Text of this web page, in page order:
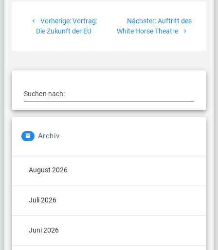
Vorherige:Vorheriger
Beitrag:
Vortrag:
Die Zukunft der EU
Nächster:Nächster
Beitrag:
Auftritt des
White Horse Theatre
Suchen nach:
Archiv
August 2026
Juli 2026
Juni 2026